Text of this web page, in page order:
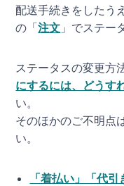
配送手続きをしたう
の「注文 」でステー
ステータスの変更方
にするには、どうす
い。
そのほかのご不明点
い。
「着払い」「代